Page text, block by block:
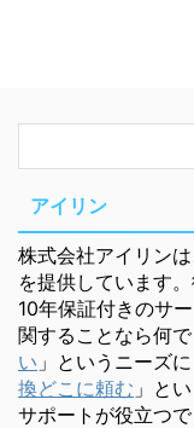
アイリン
株式会社アイリンは
を提供しています
10年保証付きのサ
関することなら何
い 」というニーズ
換どこに頼む 」と
サポートが役立つで